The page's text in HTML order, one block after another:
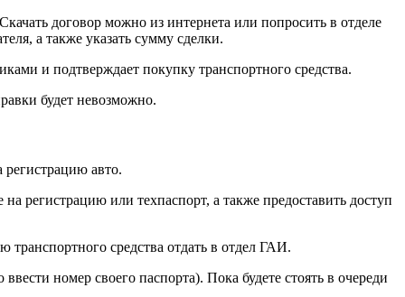
договор можно из интернета или попросить в отделе
а также указать сумму сделки.
и подтверждает покупку транспортного средства.
будет невозможно.
авто.
регистрацию или техпаспорт, а также предоставить доступ
средства отдать в отдел ГАИ.
номер своего паспорта). Пока будете стоять в очереди